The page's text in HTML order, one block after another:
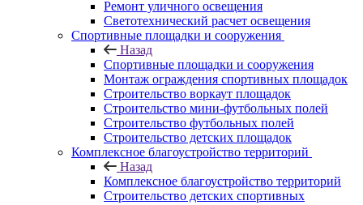
Ремонт уличного освещения
Светотехнический расчет освещения
Спортивные площадки и сооружения
Назад
Спортивные площадки и сооружения
Монтаж ограждения спортивных площадок
Строительство воркаут площадок
Строительство мини-футбольных полей
Строительство футбольных полей
Строительство детских площадок
Комплексное благоустройство территорий
Назад
Комплексное благоустройство территорий
Строительство детских спортивных